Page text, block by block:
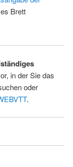
Brett
in der Sie das
oder
.